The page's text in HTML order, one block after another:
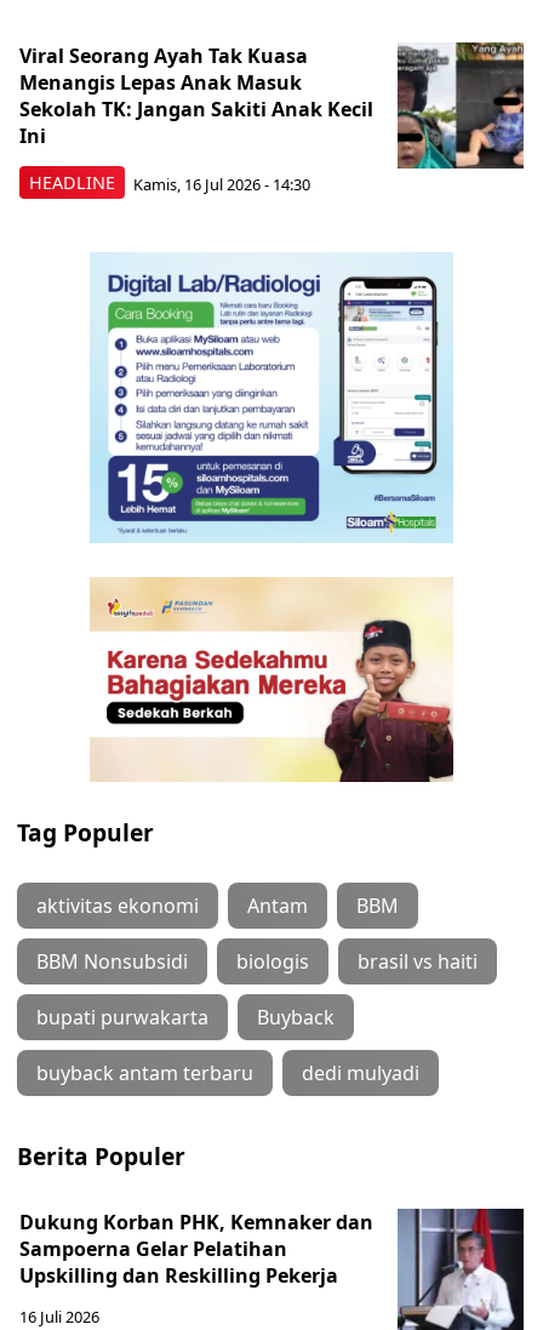
HEADLINE
Viral Seorang Ayah Tak Kuasa
Menangis Lepas Anak Masuk
Sekolah TK: Jangan Sakiti Anak Kecil
Ini
Kamis, 16 Jul 2026 - 14:30
Tag Populer
aktivitas ekonomi Antam BBM
BBM Nonsubsidi biologis brasil vs haiti
bupati purwakarta Buyback
buyback antam terbaru dedi mulyadi
Berita Populer
Dukung Korban PHK, Kemnaker dan
Sampoerna Gelar Pelatihan
Upskilling dan Reskilling Pekerja
16 Juli 2026